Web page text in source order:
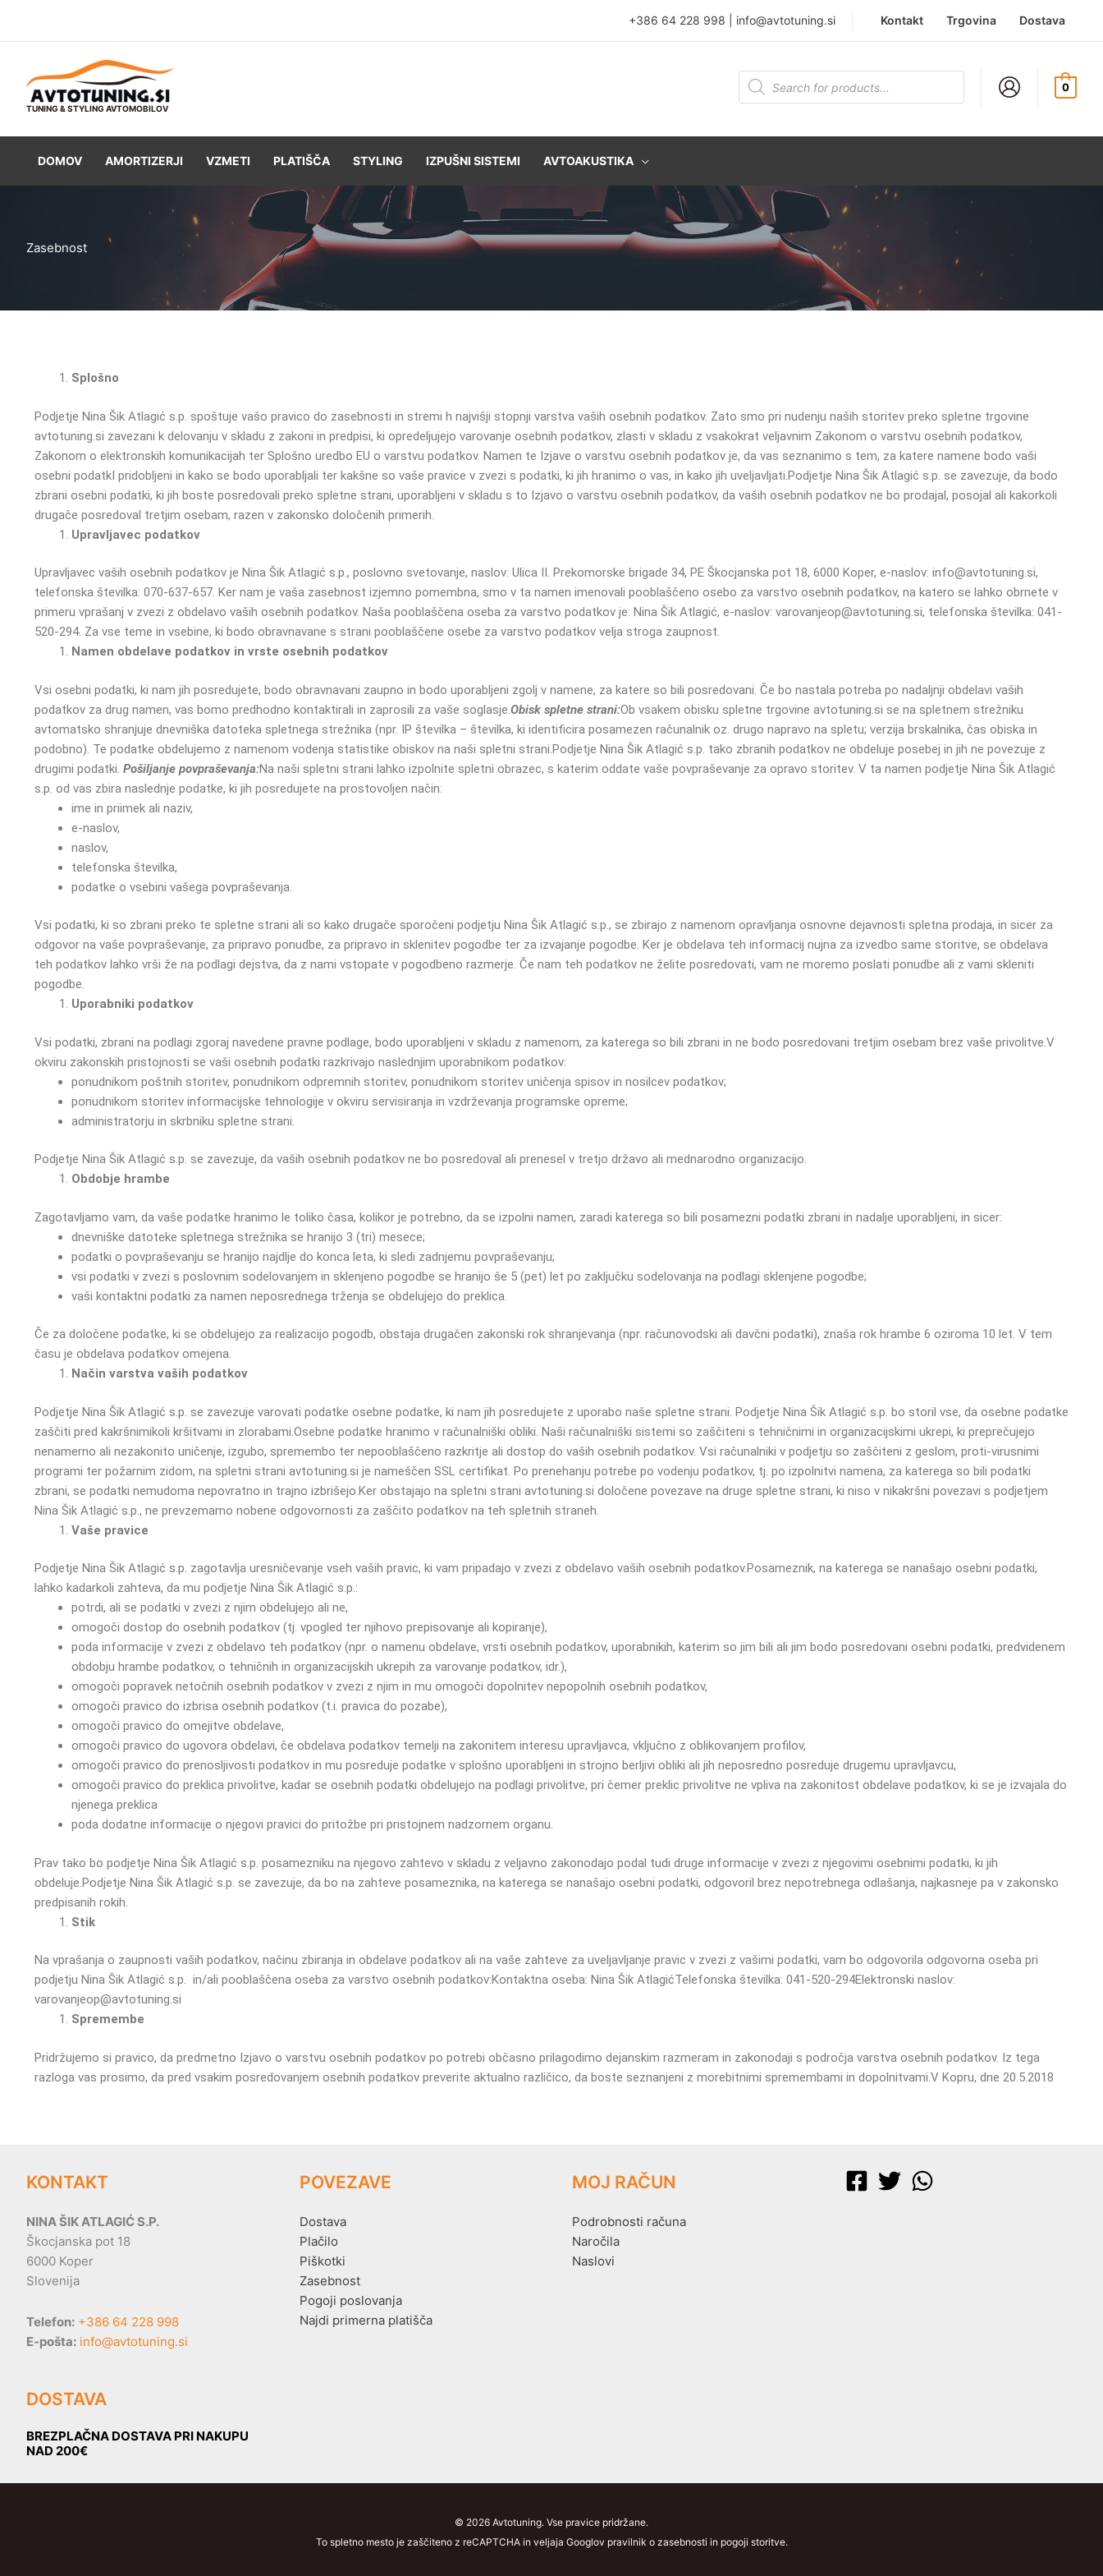
+386 64 228 998 info@avtotuning.si Kontakt Trgovina Dostava
TUNING & STYLING AVTOMOBILOV
Products
search 0
DOMOV AMORTIZERJI VZMETI PLATIŠČA STYLING IZPUŠNI SISTEMI AVTOAKUSTIKA
Zasebnost
Splošno
Podjetje Nina Šik Atlagić s.p. spoštuje vašo pravico do zasebnosti in stremi h najvišji stopnji varstva vaših osebnih podatkov. Zato smo pri nudenju naših storitev preko spletne trgovine
avtotuning.si zavezani k delovanju v skladu z zakoni in predpisi, ki opredeljujejo varovanje osebnih podatkov, zlasti v skladu z vsakokrat veljavnim Zakonom o varstvu osebnih podatkov,
Zakonom o elektronskih komunikacijah ter Splošno uredbo EU o varstvu podatkov. Namen te Izjave o varstvu osebnih podatkov je, da vas seznanimo s tem, za katere namene bodo vaši
osebni podatkI pridobljeni in kako se bodo uporabljali ter kakšne so vaše pravice v zvezi s podatki, ki jih hranimo o vas, in kako jih uveljavljati.Podjetje Nina Šik Atlagić s.p. se zavezuje, da bodo
zbrani osebni podatki, ki jih boste posredovali preko spletne strani, uporabljeni v skladu s to Izjavo o varstvu osebnih podatkov, da vaših osebnih podatkov ne bo prodajal, posojal ali kakorkoli
drugače posredoval tretjim osebam, razen v zakonsko določenih primerih.
Upravljavec podatkov
Upravljavec vaših osebnih podatkov je Nina Šik Atlagić s.p., poslovno svetovanje, naslov: Ulica II. Prekomorske brigade 34, PE Škocjanska pot 18, 6000 Koper, e-naslov: info@avtotuning.si,
telefonska številka: 070-637-657. Ker nam je vaša zasebnost izjemno pomembna, smo v ta namen imenovali pooblaščeno osebo za varstvo osebnih podatkov, na katero se lahko obrnete v
primeru vprašanj v zvezi z obdelavo vaših osebnih podatkov. Naša pooblaščena oseba za varstvo podatkov je: Nina Šik Atlagić, e-naslov: varovanjeop@avtotuning.si, telefonska številka: 041-
520-294. Za vse teme in vsebine, ki bodo obravnavane s strani pooblaščene osebe za varstvo podatkov velja stroga zaupnost.
Namen obdelave podatkov in vrste osebnih podatkov
Vsi osebni podatki, ki nam jih posredujete, bodo obravnavani zaupno in bodo uporabljeni zgolj v namene, za katere so bili posredovani. Če bo nastala potreba po nadaljnji obdelavi vaših
podatkov za drug namen, vas bomo predhodno kontaktirali in zaprosili za vaše soglasje.Obisk spletne strani:Ob vsakem obisku spletne trgovine avtotuning.si se na spletnem strežniku
avtomatsko shranjuje dnevniška datoteka spletnega strežnika (npr. IP številka – številka, ki identificira posamezen računalnik oz. drugo napravo na spletu; verzija brskalnika, čas obiska in
podobno). Te podatke obdelujemo z namenom vodenja statistike obiskov na naši spletni strani.Podjetje Nina Šik Atlagić s.p. tako zbranih podatkov ne obdeluje posebej in jih ne povezuje z
drugimi podatki. Pošiljanje povpraševanja:Na naši spletni strani lahko izpolnite spletni obrazec, s katerim oddate vaše povpraševanje za opravo storitev. V ta namen podjetje Nina Šik Atlagić
s.p. od vas zbira naslednje podatke, ki jih posredujete na prostovoljen način:
ime in priimek ali naziv,
e-naslov,
naslov,
telefonska številka,
podatke o vsebini vašega povpraševanja.
Vsi podatki, ki so zbrani preko te spletne strani ali so kako drugače sporočeni podjetju Nina Šik Atlagić s.p., se zbirajo z namenom opravljanja osnovne dejavnosti spletna prodaja, in sicer za
odgovor na vaše povpraševanje, za pripravo ponudbe, za pripravo in sklenitev pogodbe ter za izvajanje pogodbe. Ker je obdelava teh informacij nujna za izvedbo same storitve, se obdelava
teh podatkov lahko vrši že na podlagi dejstva, da z nami vstopate v pogodbeno razmerje. Če nam teh podatkov ne želite posredovati, vam ne moremo poslati ponudbe ali z vami skleniti
pogodbe.
Uporabniki podatkov
Vsi podatki, zbrani na podlagi zgoraj navedene pravne podlage, bodo uporabljeni v skladu z namenom, za katerega so bili zbrani in ne bodo posredovani tretjim osebam brez vaše privolitve.V
okviru zakonskih pristojnosti se vaši osebnih podatki razkrivajo naslednjim uporabnikom podatkov:
ponudnikom poštnih storitev, ponudnikom odpremnih storitev, ponudnikom storitev uničenja spisov in nosilcev podatkov;
ponudnikom storitev informacijske tehnologije v okviru servisiranja in vzdrževanja programske opreme;
administratorju in skrbniku spletne strani.
Podjetje Nina Šik Atlagić s.p. se zavezuje, da vaših osebnih podatkov ne bo posredoval ali prenesel v tretjo državo ali mednarodno organizacijo.
Obdobje hrambe
Zagotavljamo vam, da vaše podatke hranimo le toliko časa, kolikor je potrebno, da se izpolni namen, zaradi katerega so bili posamezni podatki zbrani in nadalje uporabljeni, in sicer:
dnevniške datoteke spletnega strežnika se hranijo 3 (tri) mesece;
podatki o povpraševanju se hranijo najdlje do konca leta, ki sledi zadnjemu povpraševanju;
vsi podatki v zvezi s poslovnim sodelovanjem in sklenjeno pogodbe se hranijo še 5 (pet) let po zaključku sodelovanja na podlagi sklenjene pogodbe;
vaši kontaktni podatki za namen neposrednega trženja se obdelujejo do preklica.
Če za določene podatke, ki se obdelujejo za realizacijo pogodb, obstaja drugačen zakonski rok shranjevanja (npr. računovodski ali davčni podatki), znaša rok hrambe 6 oziroma 10 let. V tem
času je obdelava podatkov omejena.
Način varstva vaših podatkov
Podjetje Nina Šik Atlagić s.p. se zavezuje varovati podatke osebne podatke, ki nam jih posredujete z uporabo naše spletne strani. Podjetje Nina Šik Atlagić s.p. bo storil vse, da osebne podatke
zaščiti pred kakršnimikoli kršitvami in zlorabami.Osebne podatke hranimo v računalniški obliki. Naši računalniški sistemi so zaščiteni s tehničnimi in organizacijskimi ukrepi, ki preprečujejo
nenamerno ali nezakonito uničenje, izgubo, spremembo ter nepooblaščeno razkritje ali dostop do vaših osebnih podatkov. Vsi računalniki v podjetju so zaščiteni z geslom, proti-virusnimi
programi ter požarnim zidom, na spletni strani avtotuning.si je nameščen SSL certifikat. Po prenehanju potrebe po vodenju podatkov, tj. po izpolnitvi namena, za katerega so bili podatki
zbrani, se podatki nemudoma nepovratno in trajno izbrišejo.Ker obstajajo na spletni strani avtotuning.si določene povezave na druge spletne strani, ki niso v nikakršni povezavi s podjetjem
Nina Šik Atlagić s.p., ne prevzemamo nobene odgovornosti za zaščito podatkov na teh spletnih straneh.
Vaše pravice
Podjetje Nina Šik Atlagić s.p. zagotavlja uresničevanje vseh vaših pravic, ki vam pripadajo v zvezi z obdelavo vaših osebnih podatkov.Posameznik, na katerega se nanašajo osebni podatki,
lahko kadarkoli zahteva, da mu podjetje Nina Šik Atlagić s.p.:
potrdi, ali se podatki v zvezi z njim obdelujejo ali ne,
omogoči dostop do osebnih podatkov (tj. vpogled ter njihovo prepisovanje ali kopiranje),
poda informacije v zvezi z obdelavo teh podatkov (npr. o namenu obdelave, vrsti osebnih podatkov, uporabnikih, katerim so jim bili ali jim bodo posredovani osebni podatki, predvidenem
obdobju hrambe podatkov, o tehničnih in organizacijskih ukrepih za varovanje podatkov, idr.),
omogoči popravek netočnih osebnih podatkov v zvezi z njim in mu omogoči dopolnitev nepopolnih osebnih podatkov,
omogoči pravico do izbrisa osebnih podatkov (t.i. pravica do pozabe),
omogoči pravico do omejitve obdelave,
omogoči pravico do ugovora obdelavi, če obdelava podatkov temelji na zakonitem interesu upravljavca, vključno z oblikovanjem profilov,
omogoči pravico do prenosljivosti podatkov in mu posreduje podatke v splošno uporabljeni in strojno berljivi obliki ali jih neposredno posreduje drugemu upravljavcu,
omogoči pravico do preklica privolitve, kadar se osebnih podatki obdelujejo na podlagi privolitve, pri čemer preklic privolitve ne vpliva na zakonitost obdelave podatkov, ki se je izvajala do
njenega preklica
poda dodatne informacije o njegovi pravici do pritožbe pri pristojnem nadzornem organu.
Prav tako bo podjetje Nina Šik Atlagić s.p. posamezniku na njegovo zahtevo v skladu z veljavno zakonodajo podal tudi druge informacije v zvezi z njegovimi osebnimi podatki, ki jih
obdeluje.Podjetje Nina Šik Atlagić s.p. se zavezuje, da bo na zahteve posameznika, na katerega se nanašajo osebni podatki, odgovoril brez nepotrebnega odlašanja, najkasneje pa v zakonsko
predpisanih rokih.
Stik
Na vprašanja o zaupnosti vaših podatkov, načinu zbiranja in obdelave podatkov ali na vaše zahteve za uveljavljanje pravic v zvezi z vašimi podatki, vam bo odgovorila odgovorna oseba pri
podjetju Nina Šik Atlagić s.p. in/ali pooblaščena oseba za varstvo osebnih podatkov:Kontaktna oseba: Nina Šik AtlagićTelefonska številka: 041-520-294Elektronski naslov:
varovanjeop@avtotuning.si
Spremembe
Pridržujemo si pravico, da predmetno Izjavo o varstvu osebnih podatkov po potrebi občasno prilagodimo dejanskim razmeram in zakonodaji s področja varstva osebnih podatkov. Iz tega
razloga vas prosimo, da pred vsakim posredovanjem osebnih podatkov preverite aktualno različico, da boste seznanjeni z morebitnimi spremembami in dopolnitvami.V Kopru, dne 20.5.2018
KONTAKT
NINA ŠIK ATLAGIĆ S.P.
Škocjanska pot 18
6000 Koper
Slovenija
Telefon: +386 64 228 998
E-pošta: info@avtotuning.si
DOSTAVA
BREZPLAČNA DOSTAVA PRI NAKUPU
NAD 200€
POVEZAVE
Dostava
Plačilo
Piškotki
Zasebnost
Pogoji poslovanja
Najdi primerna platišča
MOJ RAČUN
Podrobnosti računa
Naročila
Naslovi
© 2026 Avtotuning. Vse pravice pridržane.
To spletno mesto je zaščiteno z reCAPTCHA in veljaja Googlov pravilnik o zasebnosti in pogoji storitve.